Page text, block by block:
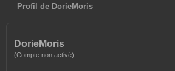
Profil de DorieMoris
DorieMoris
(Compte non activé)